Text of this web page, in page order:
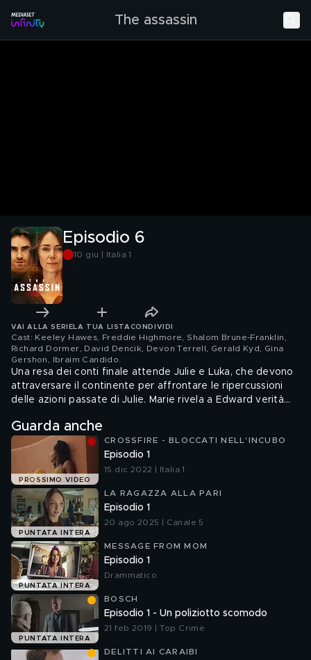
The assassin
Episodio 6
10 giu | Italia 1
VAI ALLA SERIE LA TUA LISTA CONDIVIDI
Cast: Keeley Hawes, Freddie Highmore, Shalom Brune-Franklin,
Richard Dormer, David Dencik, Devon Terrell, Gerald Kyd, Gina
Gershon, Ibraim Candido
Una resa dei conti finale attende Julie e Luka, che devono
attraversare il continente per affrontare le ripercussioni
delle azioni passate di Julie. Marie rivela a Edward verità
credeva di sapere sulla sua vita. In Francia, le conseguenze
del segreto della famiglia Cross hanno un forte impatto
sulle scelte di Kayla e Ezra.
Guarda anche
PROSSIMO VIDEO
CROSSFIRE - BLOCCATI NELL'INCUBO
Episodio 1
15 dic 2022 | Italia 1
PUNTATA INTERA
LA RAGAZZA ALLA PARI
Episodio 1
20 ago 2025 | Canale 5
PUNTATA INTERA
MESSAGE FROM MOM
Episodio 1
Drammatico
PUNTATA INTERA
BOSCH
Episodio 1 - Un poliziotto scomodo
21 feb 2019 | Top Crime
DELITTI AI CARAIBI